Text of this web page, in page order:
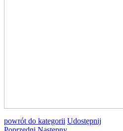
powrót do kategorii Udostępnij